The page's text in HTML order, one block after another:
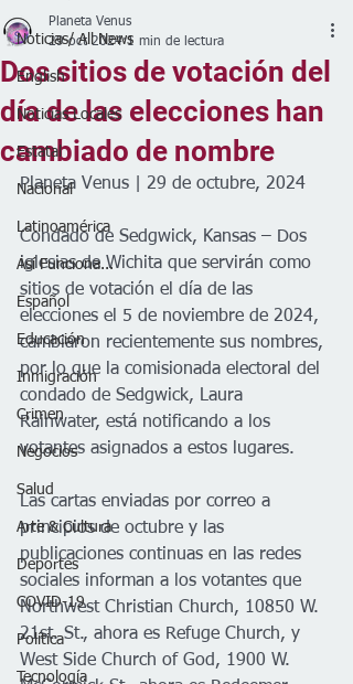
Noticias/ All News
English
Noticias Locales
Estatal
Nacional
Latinoamérica
Así Funciona...
Español
Educación
Inmigración
Crimen
Negocios
Salud
Arte & Cultura
Deportes
COVID-19
Política
Tecnología
Dos sitios de votación del
día de las elecciones han
cambiado de nombre
Planeta Venus
29 oct 2024 1 min de lectura
Planeta Venus | 29 de octubre, 2024
Condado de Sedgwick, Kansas – Dos
iglesias de Wichita que servirán como
sitios de votación el día de las
elecciones el 5 de noviembre de 2024,
cambiaron recientemente sus nombres,
por lo que la comisionada electoral del
condado de Sedgwick, Laura
Rainwater, está notificando a los
votantes asignados a estos lugares.
Las cartas enviadas por correo a
principios de octubre y las
publicaciones continuas en las redes
sociales informan a los votantes que
Northwest Christian Church, 10850 W.
21st. St., ahora es Refuge Church, y
West Side Church of God, 1900 W.